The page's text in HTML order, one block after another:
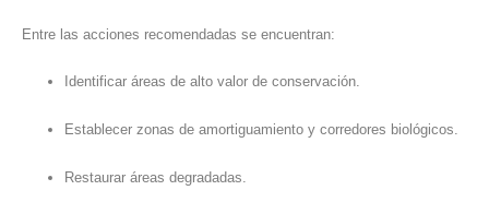
Entre las acciones recomendadas se encuentran:
Identificar áreas de alto valor de conservación.
Establecer zonas de amortiguamiento y corredores biológicos.
Restaurar áreas degradadas.